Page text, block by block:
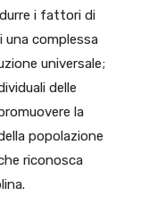
i fattori di
una complessa
universale;
delle
la
popolazione
riconosca